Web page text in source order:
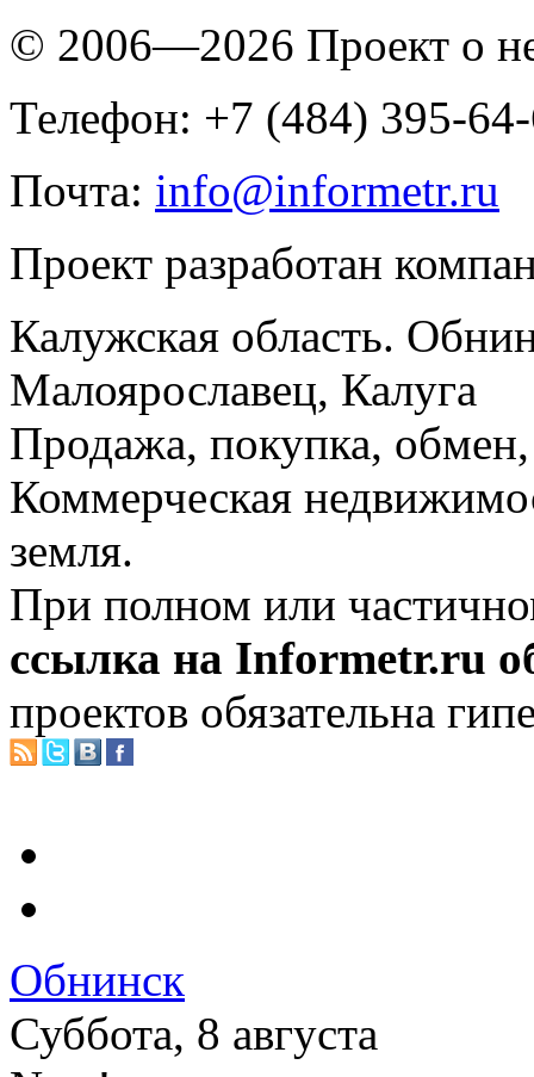
© 2006—2026 Проект о
Телефон: +7 (484) 395-
Почта: info@informetr.ru
Проект разработан
Калужская область.
Малоярославец, Калуга
Продажа, покупка, обмен,
Коммерческая
земля.
При полном или
ссылка на Informetr.ru
проектов обязательна
Обнинск
Суббота, 8 августа